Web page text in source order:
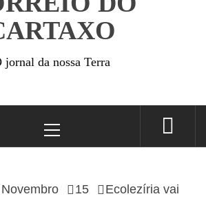
jornal da nossa Terra
Menu
Novembro 15
Ecolezíria vai